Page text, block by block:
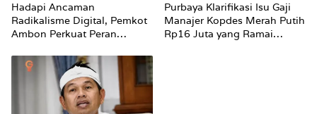
Hadapi Ancaman
Radikalisme Digital, Pemkot
Ambon Perkuat Peran
Purbaya Klarifikasi Isu Gaji
Manajer Kopdes Merah Putih
Rp16 Juta yang Ramai